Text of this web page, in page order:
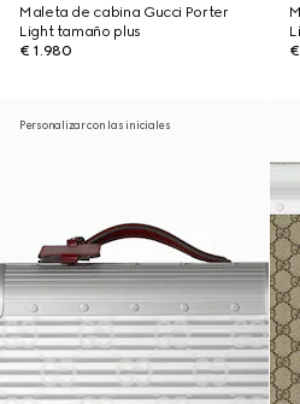
Maleta de cabina Gucci Porter
Light tamaño plus
€ 1.980
Personalizar con las iniciales